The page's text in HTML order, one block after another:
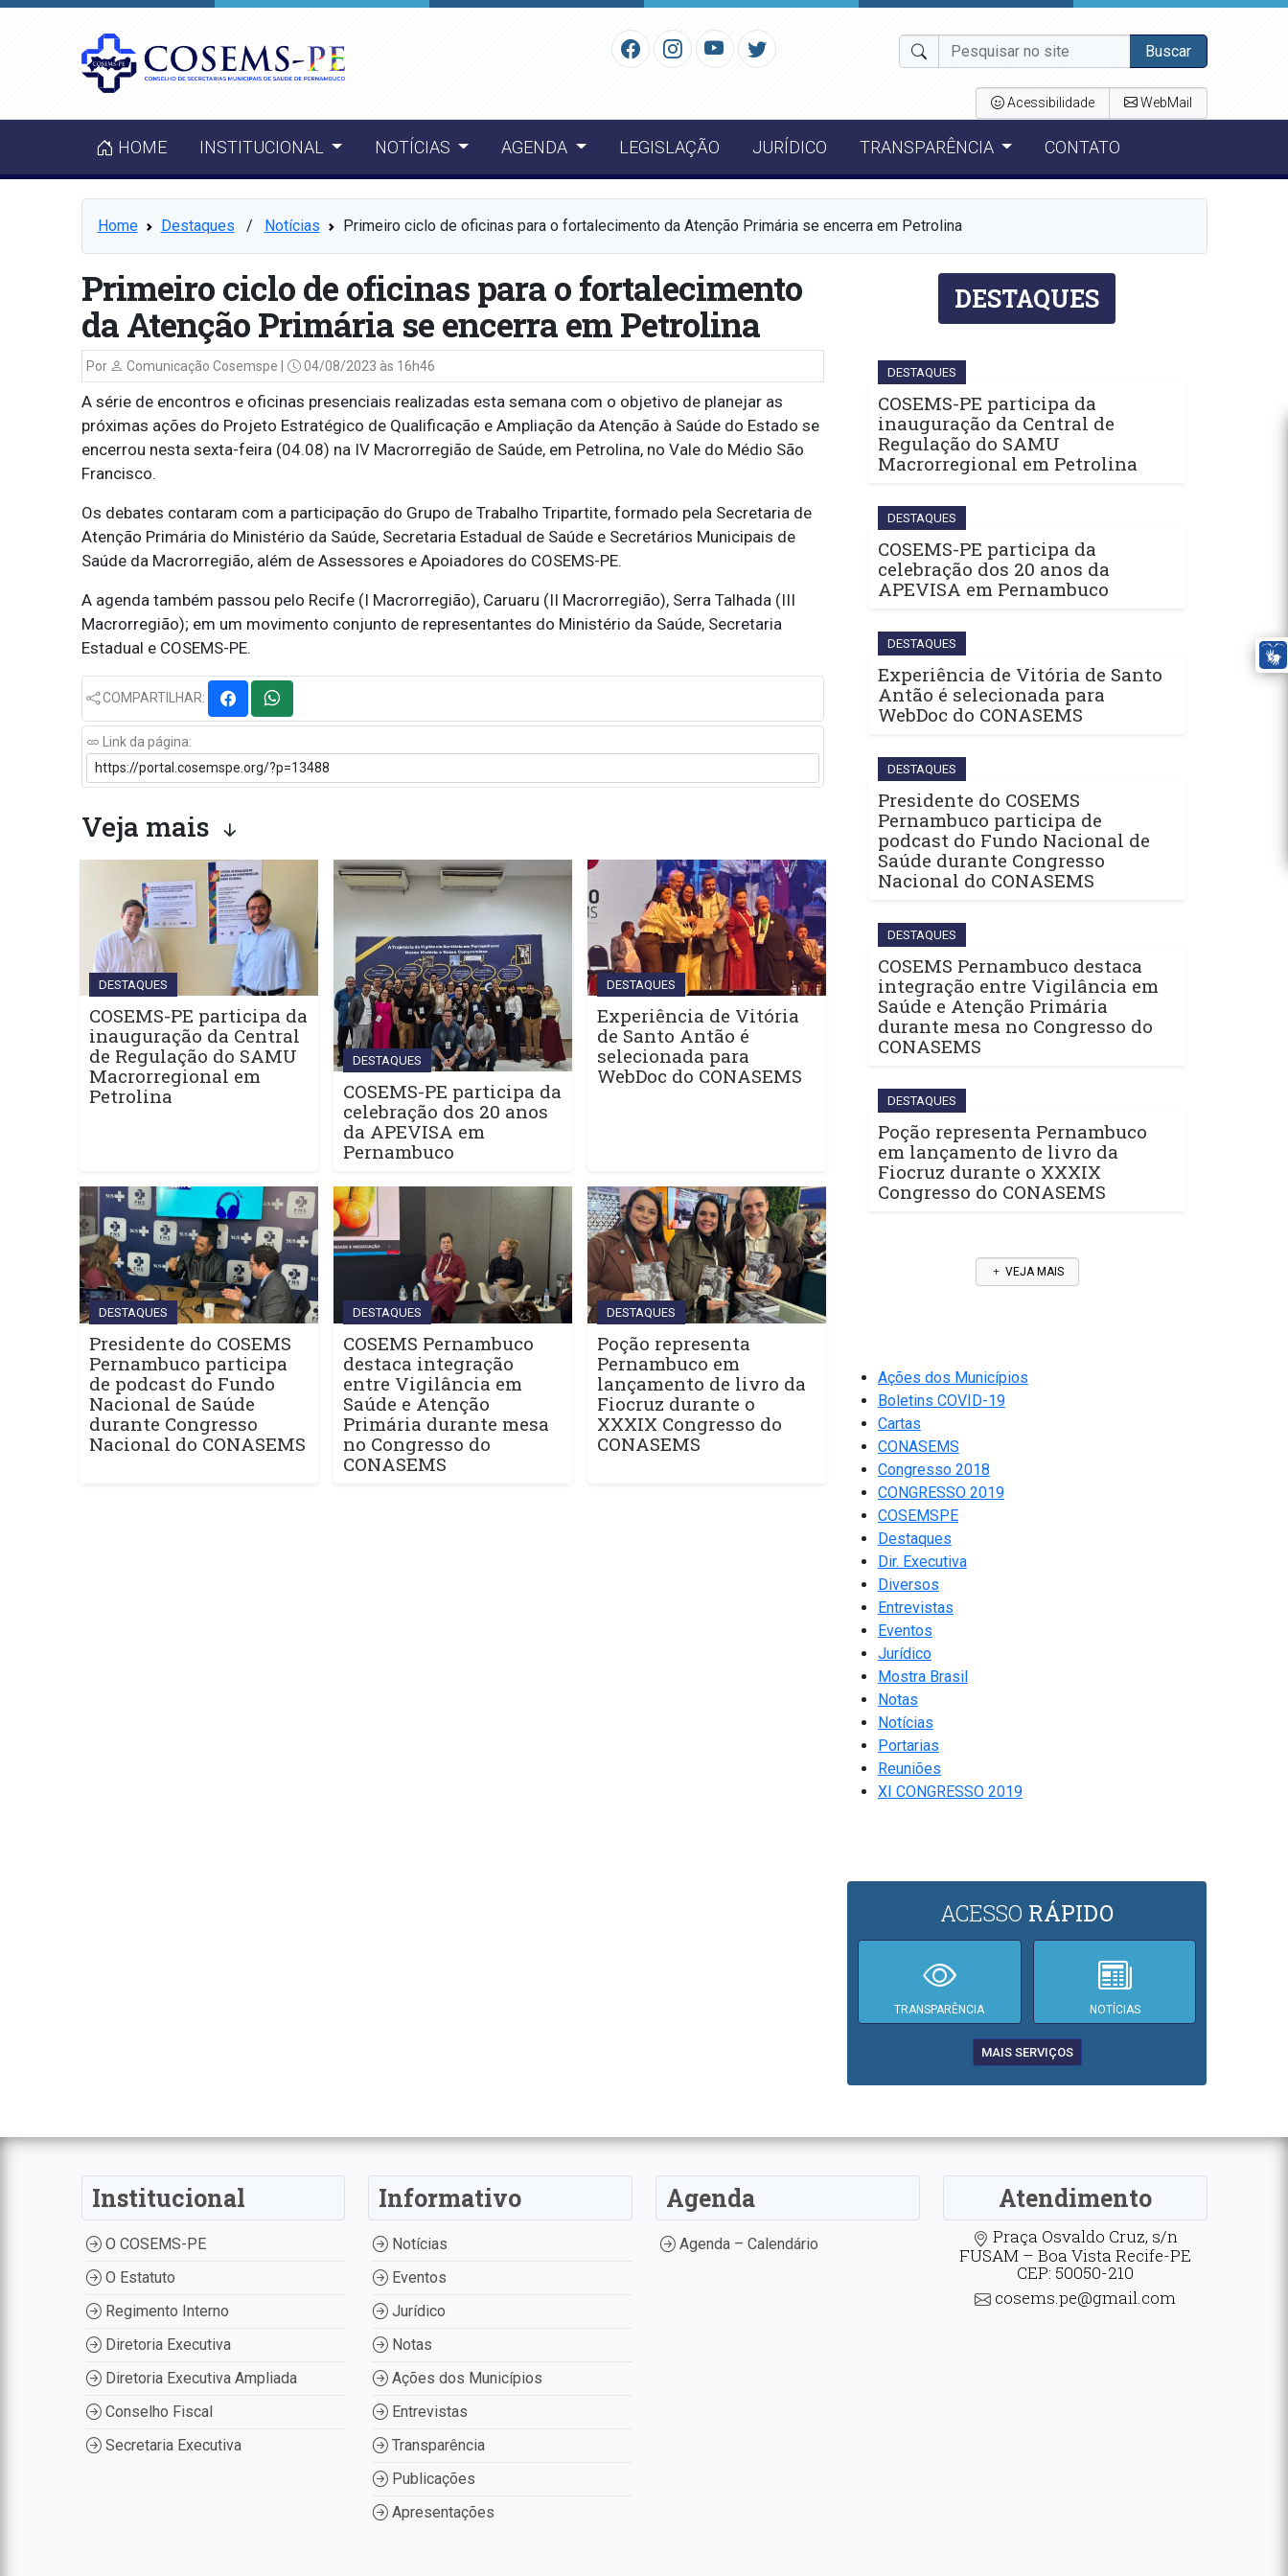
Buscar
Acessibilidade WebMail
HOME INSTITUCIONAL NOTÍCIAS AGENDA LEGISLAÇÃO JURÍDICO TRANSPARÊNCIA CONTATO
Home Destaques ⠀/⠀ Notícias Primeiro ciclo de oficinas para o fortalecimento da Atenção Primária se encerra em Petrolina
Primeiro ciclo de oficinas para o fortalecimento
da Atenção Primária se encerra em Petrolina
Por Comunicação Cosemspe | 04/08/2023 às 16h46
A série de encontros e oficinas presenciais realizadas esta semana com o objetivo de planejar as
próximas ações do Projeto Estratégico de Qualificação e Ampliação da Atenção à Saúde do Estado se
encerrou nesta sexta-feira (04.08) na IV Macrorregião de Saúde, em Petrolina, no Vale do Médio São
Francisco.
Os debates contaram com a participação do Grupo de Trabalho Tripartite, formado pela Secretaria de
Atenção Primária do Ministério da Saúde, Secretaria Estadual de Saúde e Secretários Municipais de
Saúde da Macrorregião, além de Assessores e Apoiadores do COSEMS-PE.
A agenda também passou pelo Recife (I Macrorregião), Caruaru (II Macrorregião), Serra Talhada (III
Macrorregião); em um movimento conjunto de representantes do Ministério da Saúde, Secretaria
Estadual e COSEMS-PE.
COMPARTILHAR:
Link da página:
Veja mais
DESTAQUES
COSEMS-PE participa da
inauguração da Central
de Regulação do SAMU
Macrorregional em
Petrolina
DESTAQUES
COSEMS-PE participa da
celebração dos 20 anos
da APEVISA em
Pernambuco
DESTAQUES
Experiência de Vitória
de Santo Antão é
selecionada para
WebDoc do CONASEMS
DESTAQUES
Presidente do COSEMS
Pernambuco participa
de podcast do Fundo
Nacional de Saúde
durante Congresso
Nacional do CONASEMS
DESTAQUES
COSEMS Pernambuco
destaca integração
entre Vigilância em
Saúde e Atenção
Primária durante mesa
no Congresso do
CONASEMS
DESTAQUES
Poção representa
Pernambuco em
lançamento de livro da
Fiocruz durante o
XXXIX Congresso do
CONASEMS
DESTAQUES
DESTAQUES
COSEMS-PE participa da
inauguração da Central de
Regulação do SAMU
Macrorregional em Petrolina
DESTAQUES
COSEMS-PE participa da
celebração dos 20 anos da
APEVISA em Pernambuco
DESTAQUES
Experiência de Vitória de Santo
Antão é selecionada para
WebDoc do CONASEMS
DESTAQUES
Presidente do COSEMS
Pernambuco participa de
podcast do Fundo Nacional de
Saúde durante Congresso
Nacional do CONASEMS
DESTAQUES
COSEMS Pernambuco destaca
integração entre Vigilância em
Saúde e Atenção Primária
durante mesa no Congresso do
CONASEMS
DESTAQUES
Poção representa Pernambuco
em lançamento de livro da
Fiocruz durante o XXXIX
Congresso do CONASEMS
VEJA MAIS
Ações dos Municípios
Boletins COVID-19
Cartas
CONASEMS
Congresso 2018
CONGRESSO 2019
COSEMSPE
Destaques
Dir. Executiva
Diversos
Entrevistas
Eventos
Jurídico
Mostra Brasil
Notas
Notícias
Portarias
Reuniões
XI CONGRESSO 2019
ACESSO RÁPIDO
TRANSPARÊNCIA NOTÍCIAS
MAIS SERVIÇOS
Institucional
O COSEMS-PE
O Estatuto
Regimento Interno
Diretoria Executiva
Diretoria Executiva Ampliada
Conselho Fiscal
Secretaria Executiva
Informativo
Notícias
Eventos
Jurídico
Notas
Ações dos Municípios
Entrevistas
Transparência
Publicações
Apresentações
Agenda
Agenda – Calendário
Atendimento
Praça Osvaldo Cruz, s/n
FUSAM – Boa Vista Recife-PE
CEP: 50050-210
cosems.pe@gmail.com